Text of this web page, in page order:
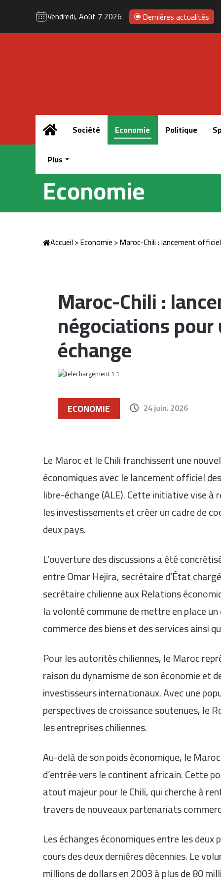
Vendredi, Août 7 2026 Dernières actualités
AccueilSociété Economie Politique
Plus
Economie
Accueil>Economie>Maroc-Chili : lancement
Maroc-Chili :
négociations
échange
ECONOMIE 24 juin، 2026
Le Maroc et le Chili franchissent une
économiques avec le lancement officiel
libre-échange (ALE). Cette initiative vise
les investissements et créer un cadre de
deux pays.
L’ouverture des discussions a été
entre Omar Hejira, secrétaire d’État
secrétaire chilienne aux Relations
la volonté commune de mettre en place
commerce des biens et des services ainsi
Pour les autorités chiliennes, le Maroc
raison du dynamisme de son économie
investisseurs internationaux. Avec une
perspectives de croissance soutenues, le
les entreprises chiliennes.
Au-delà de son poids économique, le
d’entrée vers le continent africain. Cette
atout majeur pour le Chili, qui cherche à
travers de nouveaux partenariats
Les échanges économiques entre les
cours des deux dernières décennies. Le
millions de dollars en 2003 à plus de 80